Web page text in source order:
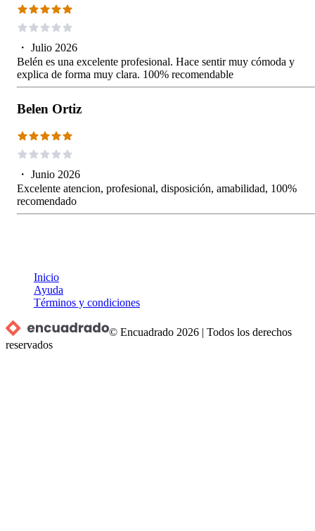
・ Julio 2026
Belén es una excelente profesional. Hace sentir muy cómoda y
explica de forma muy clara. 100% recomendable
Belen Ortiz
・ Junio 2026
Excelente atencion, profesional, disposición, amabilidad, 100%
recomendado
Inicio
Ayuda
Términos y condiciones
© Encuadrado 2026 |Todos los derechos
reservados